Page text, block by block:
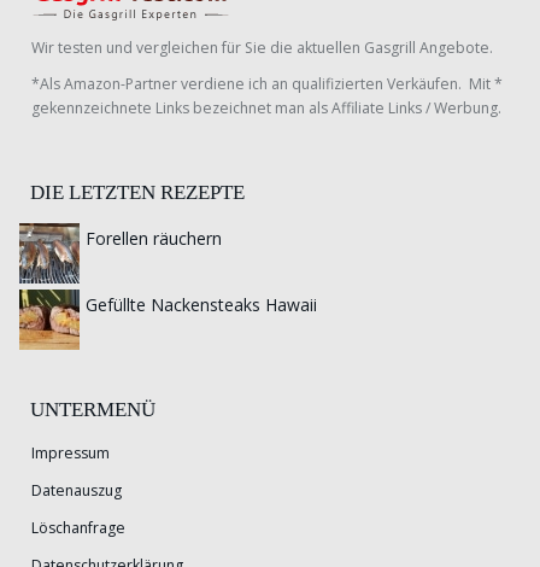
Wir testen und vergleichen für Sie die aktuellen Gasgrill Angebote.
*Als Amazon-Partner verdiene ich an qualifizierten Verkäufen. Mit *
gekennzeichnete Links bezeichnet man als Affiliate Links / Werbung.
DIE LETZTEN REZEPTE
Forellen räuchern
Gefüllte Nackensteaks Hawaii
UNTERMENÜ
Impressum
Datenauszug
Löschanfrage